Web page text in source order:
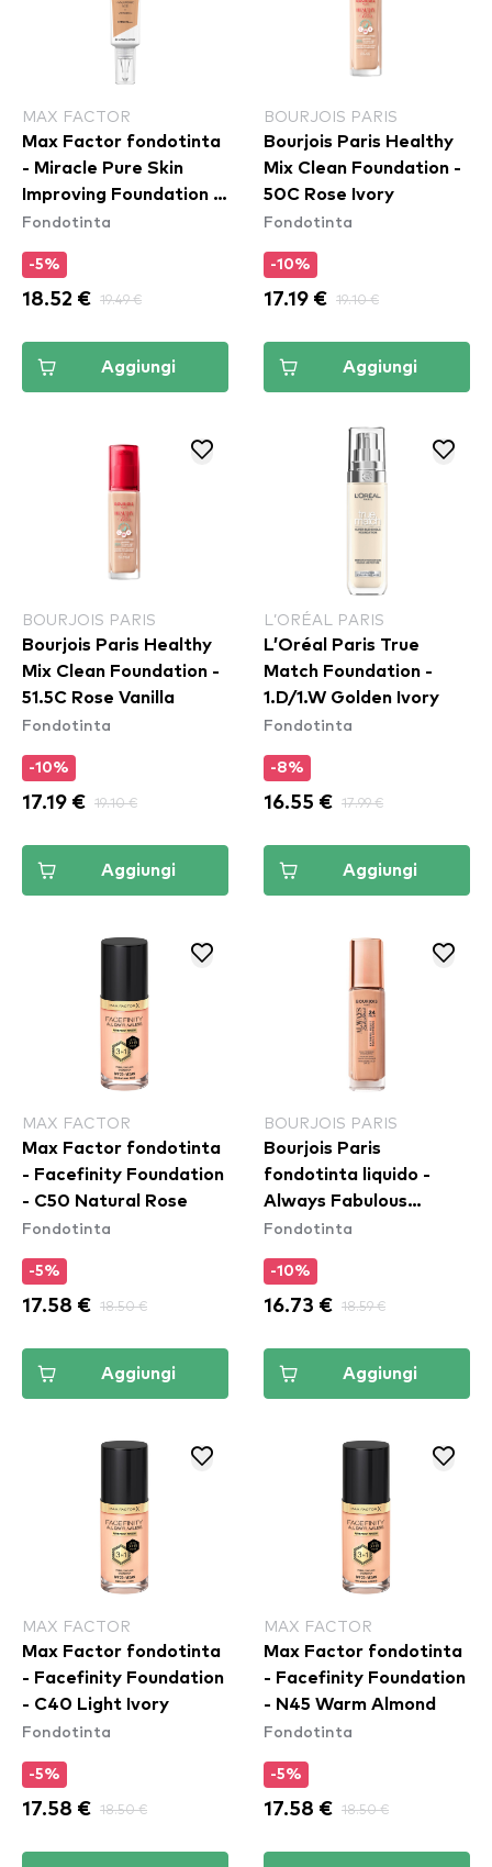
MAX FACTOR
Max Factor fondotinta
- Miracle Pure Skin
Improving Foundation -
50 Natural Rose
Fondotinta
-5%
18.52 € 19.49 €
Aggiungi
BOURJOIS PARIS
Bourjois Paris Healthy
Mix Clean Foundation -
50C Rose Ivory
Fondotinta
-10%
17.19 € 19.10 €
Aggiungi
BOURJOIS PARIS
Bourjois Paris Healthy
Mix Clean Foundation -
51.5C Rose Vanilla
Fondotinta
-10%
17.19 € 19.10 €
Aggiungi
L’ORÉAL PARIS
L’Oréal Paris True
Match Foundation -
1.D/1.W Golden Ivory
Fondotinta
-8%
16.55 € 17.99 €
Aggiungi
MAX FACTOR
Max Factor fondotinta
- Facefinity Foundation
- C50 Natural Rose
Fondotinta
-5%
17.58 € 18.50 €
Aggiungi
BOURJOIS PARIS
Bourjois Paris
fondotinta liquido -
Always Fabulous
Foundation - 300 Rose
Fondotinta
-10%
16.73 € 18.59 €
Aggiungi
MAX FACTOR
Max Factor fondotinta
- Facefinity Foundation
- C40 Light Ivory
Fondotinta
-5%
17.58 € 18.50 €
MAX FACTOR
Max Factor fondotinta
- Facefinity Foundation
- N45 Warm Almond
Fondotinta
-5%
17.58 € 18.50 €